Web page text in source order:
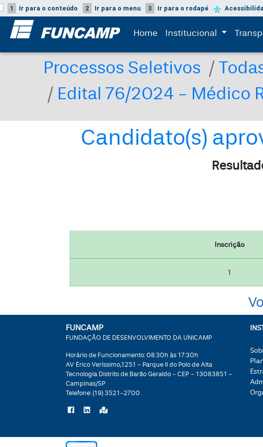
1 Ir para o conteúdo 2 Ir para o menu 3 Ir para o rodapé
Home Institucional
Processos Seletivos
Edital 76/2024 - Médico
Candidato(s)
Inscrição
1
FUNCAMP
FUNDAÇÃO DE DESENVOLVIMENTO DA UNICAMP
Horário de Funcionamento: 08:30h às 17:30h
AV Érico Veríssimo,1251 - Parque II do Polo de Alta
Tecnologia Distrito de Barão Geraldo - CEP - 13083851 -
Campinas/SP
Telefone: (19) 3521-2700